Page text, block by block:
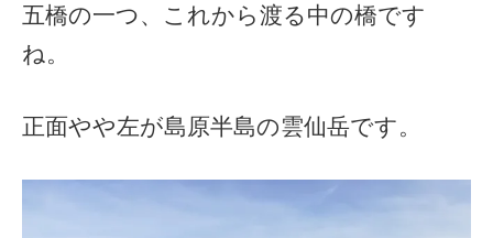
五橋の一つ、これから渡る中の橋です
ね。
正面やや左が島原半島の雲仙岳です。